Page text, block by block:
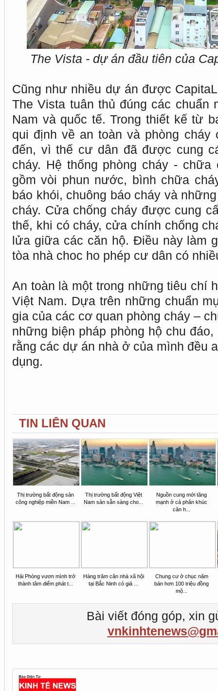
The Vista - dự án đầu tiên của
Cũng như nhiều dự án được
The Vista tuân thủ đúng các chuẩn
Nam và quốc tế. Trong thiết kế từ
qui định về an toàn và phòng
đến, vì thế cư dân đã được cung
cháy. Hệ thống phòng cháy - chữa
gồm vòi phun nước, bình chữa
báo khói, chuông báo cháy và
cháy. Cửa chống cháy được cung
thế, khi có cháy, cửa chính chống
lửa giữa các căn hộ. Điều này làm
tòa nhà choc ho phép cư dân có
An toàn là một trong những tiêu chí
Việt Nam. Dựa trên những chuẩn
gia của các cơ quan phòng cháy –
những biện pháp phòng hộ chu
rằng các dự án nhà ở của mình đều
dụng.
TIN LIÊN QUAN
Thị trường bất động sản
công nghiệp miền Nam ...
Thị trường bất động Việt
Nam sản sẵn sàng cho...
Nguồn cung mới tăng
mạnh ở cả phân khúc
căn h...
Hải Phòng vươn mình trở
thành tâm điểm phát t...
Hàng trăm căn nhà xã hội
tại Bắc Ninh có giá ...
Chung cư ở chục năm
bán hơn 100 triệu đồng
mộ...
Bài viết đóng góp, xin